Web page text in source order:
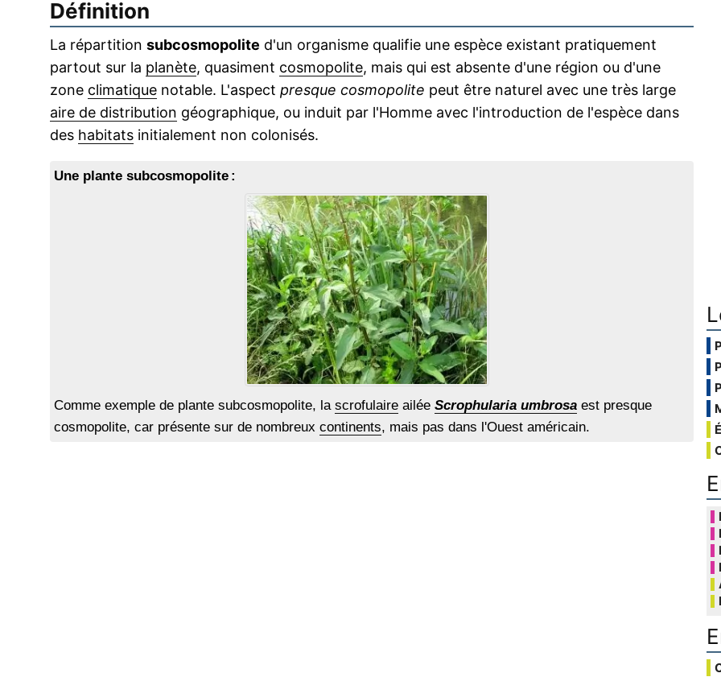
Définition
La répartition subcosmopolite d'un organisme qualifie une espèce existant pratiquement
partout sur la planète, quasiment cosmopolite, mais qui est absente d'une région ou d'une
zone climatique notable. L'aspect presque cosmopolite peut être naturel avec une très large
aire de distribution géographique, ou induit par l'Homme avec l'introduction de l'espèce dans
des habitats initialement non colonisés.
Une plante subcosmopolite :
Comme exemple de plante subcosmopolite, la scrofulaire ailée Scrophularia umbrosa est presque
cosmopolite, car présente sur de nombreux continents, mais pas dans l'Ouest américain.